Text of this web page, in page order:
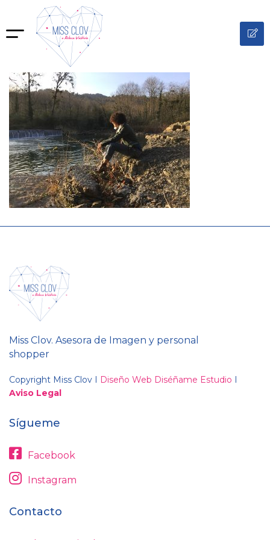
Miss Clov. Asesora de Imagen y personal
shopper
Copyright Miss Clov I Diseño Web Diséñame Estudio I
Aviso Legal
Sígueme
Facebook
Instagram
Contacto